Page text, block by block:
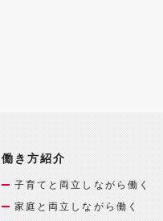
働き方紹介
子育てと両立しながら働く
家庭と両立しながら働く